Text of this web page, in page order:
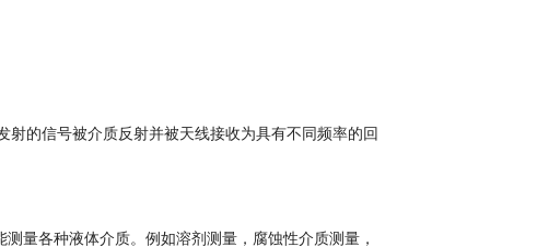
的信号被介质反射并被天线接收为具有不同频率的回
量各种液体介质。例如溶剂测量，腐蚀性介质测量，